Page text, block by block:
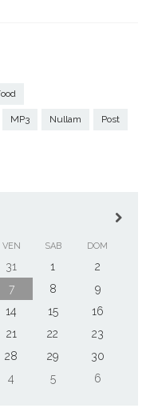
MP3 Nullam Post
VEN SAB DOM
31 1
2
7 8
9
14 15
16
21 22
23
28 29
30
4 5 6